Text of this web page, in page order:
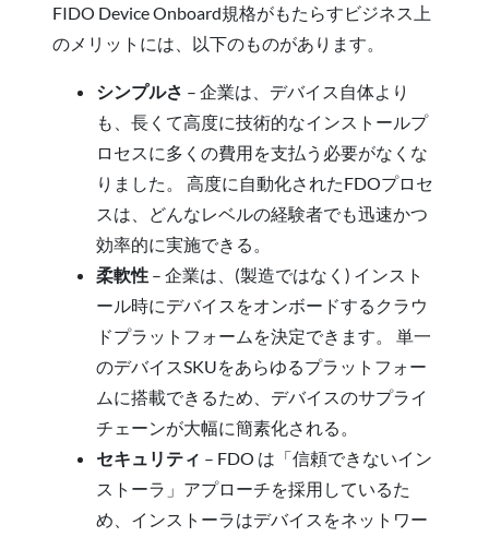
FIDO Device Onboard規格がもたらすビジネス上
のメリットには、以下のものがあります。
シンプルさ – 企業は、デバイス自体より
も、長くて高度に技術的なインストールプ
ロセスに多くの費用を支払う必要がなくな
りました。 高度に自動化されたFDOプロセ
スは、どんなレベルの経験者でも迅速かつ
効率的に実施できる。
柔軟性 – 企業は、(製造ではなく) インスト
ール時にデバイスをオンボードするクラウ
ドプラットフォームを決定できます。 単一
のデバイスSKUをあらゆるプラットフォー
ムに搭載できるため、デバイスのサプライ
チェーンが大幅に簡素化される。
セキュリティ – FDO は「信頼できないイン
ストーラ」アプローチを採用しているた
め、インストーラはデバイスをネットワー